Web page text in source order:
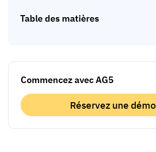
Table des matières
Commencez avec AG5
Réservez une démo